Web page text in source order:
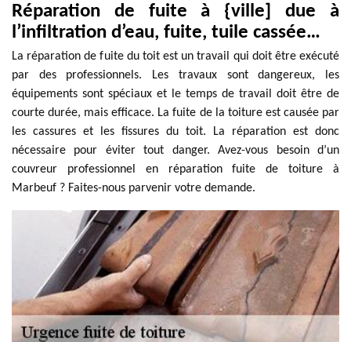
Réparation de fuite à {ville] due à
l’infiltration d’eau, fuite, tuile cassée…
La réparation de fuite du toit est un travail qui doit être exécuté
par des professionnels. Les travaux sont dangereux, les
équipements sont spéciaux et le temps de travail doit être de
courte durée, mais efficace. La fuite de la toiture est causée par
les cassures et les fissures du toit. La réparation est donc
nécessaire pour éviter tout danger. Avez-vous besoin d’un
couvreur professionnel en réparation fuite de toiture à
Marbeuf ? Faites-nous parvenir votre demande.